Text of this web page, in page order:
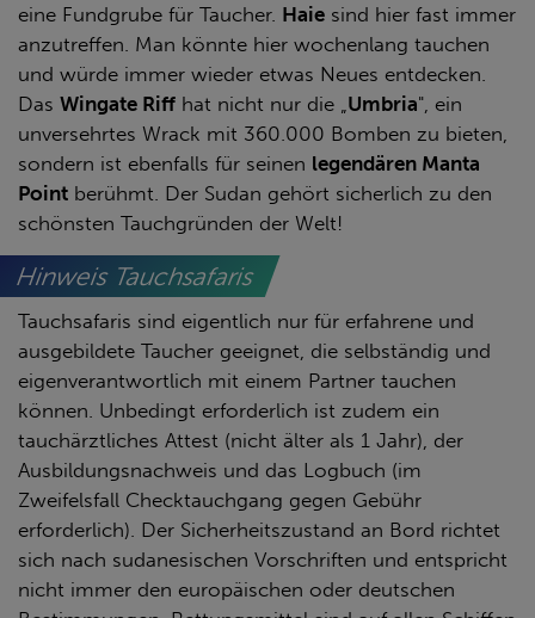
eine Fundgrube für Taucher. Haie sind hier fast immer
anzutreffen. Man könnte hier wochenlang tauchen
und würde immer wieder etwas Neues entdecken.
Das Wingate Riff hat nicht nur die „ Umbria", ein
unversehrtes Wrack mit 360.000 Bomben zu bieten,
sondern ist ebenfalls für seinen legendären Manta
Point berühmt. Der Sudan gehört sicherlich zu den
schönsten Tauchgründen der Welt!
Hinweis Tauchsafaris
Tauchsafaris sind eigentlich nur für erfahrene und
ausgebildete Taucher geeignet, die selbständig und
eigenverantwortlich mit einem Partner tauchen
können. Unbedingt erforderlich ist zudem ein
tauchärztliches Attest (nicht älter als 1 Jahr), der
Ausbildungsnachweis und das Logbuch (im
Zweifelsfall Checktauchgang gegen Gebühr
erforderlich). Der Sicherheitszustand an Bord richtet
sich nach sudanesischen Vorschriften und entspricht
nicht immer den europäischen oder deutschen